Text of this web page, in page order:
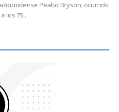
Peabo Bryson, ocurrido
los 75...